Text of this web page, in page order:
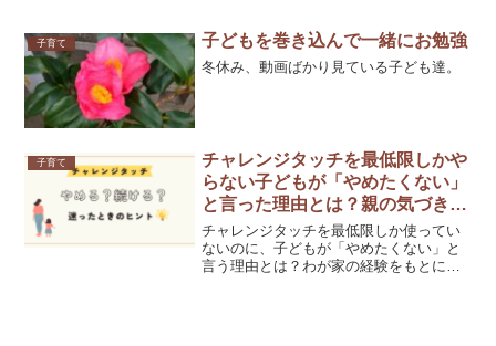
子育て 子どもを巻き込んで一緒にお勉強
冬休み、動画ばかり見ている子ども達。
子育て
チャレンジタッチを最低限しかや
らない子どもが「やめたくない」
と言った理由とは？親の気づきと
本音
チャレンジタッチを最低限しか使ってい
ないのに、子どもが「やめたくない」と
言う理由とは？わが家の経験をもとに、